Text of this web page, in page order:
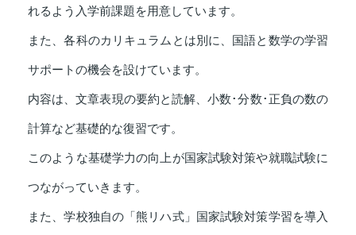
れるよう入学前課題を用意しています。
また、各科のカリキュラムとは別に、国語と数学の学習
サポートの機会を設けています。
内容は、文章表現の要約と読解、小数･分数･正負の数の
計算など基礎的な復習です。
このような基礎学力の向上が国家試験対策や就職試験に
つながっていきます。
また、学校独自の「熊リハ式」国家試験対策学習を導入